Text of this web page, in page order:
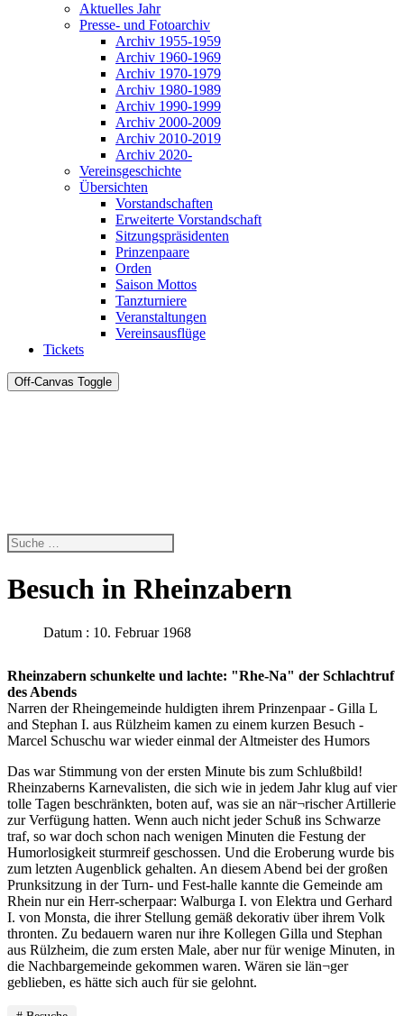
Aktuelles Jahr
Presse- und Fotoarchiv
Archiv 1955-1959
Archiv 1960-1969
Archiv 1970-1979
Archiv 1980-1989
Archiv 1990-1999
Archiv 2000-2009
Archiv 2010-2019
Archiv 2020-
Vereinsgeschichte
Übersichten
Vorstandschaften
Erweiterte Vorstandschaft
Sitzungspräsidenten
Prinzenpaare
Orden
Saison Mottos
Tanzturniere
Veranstaltungen
Vereinsausflüge
Tickets
Off-Canvas Toggle
Besuch in Rheinzabern
Datum : 10. Februar 1968
Rheinzabern schunkelte und lachte: "Rhe-Na" der Schlachtruf
des Abends
Narren der Rheingemeinde huldigten ihrem Prinzenpaar - Gilla L
and Stephan I. aus Rülzheim kamen zu einem kurzen Besuch -
Marcel Schuschu war wieder einmal der Altmeister des Humors
Das war Stimmung von der ersten Minute bis zum Schlußbild!
Rheinzaberns Karnevalisten, die sich wie in jedem Jahr klug auf vier
tolle Tagen beschränkten, boten auf, was sie an när¬rischer Artillerie
zur Verfügung hatten. Wenn auch nicht jeder Schuß ins Schwarze
traf, so war doch schon nach wenigen Minuten die Festung der
Humorlosigkeit sturmreif geschossen. Und die Eroberung wurde bis
zum letzten Augenblick gehalten. An diesem Abend bei der großen
Prunksitzung in der Turn- und Fest-halle kannte die Gemeinde am
Rhein nur ein Herr-scherpaar: Walburga I. von Elektra und Gerhard
I. von Monsta, die ihrer Stellung gemäß dekorativ über ihrem Volk
thronten. Zu bedauern waren nur ihre Kollegen Gilla und Stephan
aus Rülzheim, die zum ersten Male, aber nur für wenige Minuten, in
die Nachbargemeinde gekommen waren. Wären sie län¬ger
geblieben, es hätte sich auch für sie gelohnt.